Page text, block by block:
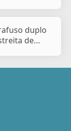
duplo
de